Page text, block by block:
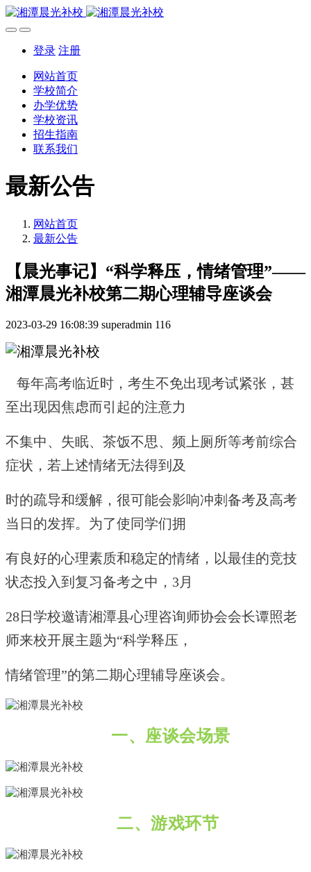
登录 注册
网站首页
学校简介
办学优势
学校资讯
招生指南
联系我们
最新公告
网站首页
最新公告
【晨光事记】“科学释压，情绪管理”——
湘潭晨光补校第二期心理辅导座谈会
2023-03-29 16:08:39 superadmin 116
每年高考临近时，考生不免出现考试紧张，甚
至出现因焦虑而引起的注意力
不集中、失眠、茶饭不思、频上厕所等考前综合
症状，若上述情绪无法得到 及
时的疏导和缓解，很可能会影响冲刺备考及高考
当日的发挥。为了使同学们拥
有良好的心理素质和稳定的情绪，以最佳的竞技
状态投入到复习备考之中，3月
28日学校邀请湘潭县心理咨询师协会会长谭照老
师来校开展主题为“科学释压，
情绪管理”的第二期心理辅导座谈会。
一、座谈会场景
二、游戏环节